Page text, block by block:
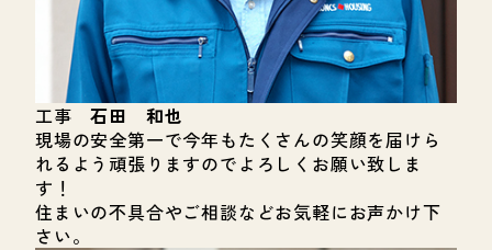
工事石田 和也
現場の安全第一で今年もたくさんの笑顔を届けら
れるよう頑張りますのでよろしくお願い致しま
す！
住まいの不具合やご相談などお気軽にお声かけ下
さい。